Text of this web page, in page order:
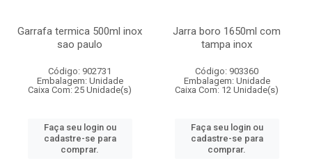
Garrafa termica 500ml inox
sao paulo
Código: 902731
Embalagem: Unidade
Caixa Com: 25 Unidade(s)
Faça seu login ou
cadastre-se para
comprar.
Jarra boro 1650ml com
tampa inox
Código: 903360
Embalagem: Unidade
Caixa Com: 12 Unidade(s)
Faça seu login ou
cadastre-se para
comprar.